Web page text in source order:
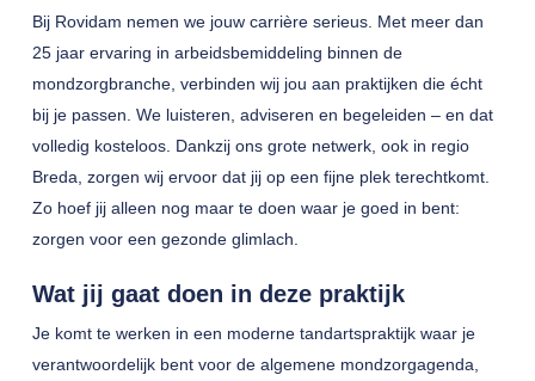
Bij Rovidam nemen we jouw carrière serieus. Met meer dan
25 jaar ervaring in arbeidsbemiddeling binnen de
mondzorgbranche, verbinden wij jou aan praktijken die écht
bij je passen. We luisteren, adviseren en begeleiden – en dat
volledig kosteloos. Dankzij ons grote netwerk, ook in regio
Breda, zorgen wij ervoor dat jij op een fijne plek terechtkomt.
Zo hoef jij alleen nog maar te doen waar je goed in bent:
zorgen voor een gezonde glimlach.
Wat jij gaat doen in deze praktijk
Je komt te werken in een moderne tandartspraktijk waar je
verantwoordelijk bent voor de algemene mondzorgagenda,